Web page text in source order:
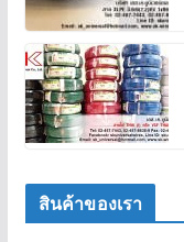
สินค้าของเรา